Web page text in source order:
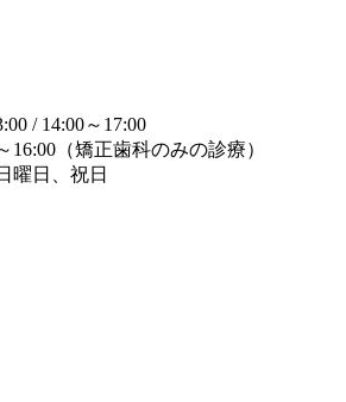
/ 14:00～17:00
16:00（矯正歯科のみの診療）
曜日、祝日